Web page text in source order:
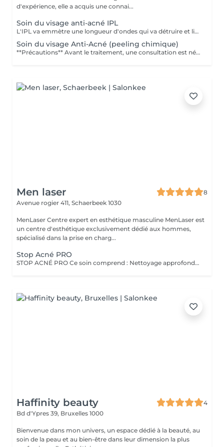
d'expérience, elle a acquis une connai...
Soin du visage anti-acné IPL
L'IPL va emmètre une longueur d'ondes qui va détruire et limiter les bactéries qui sont en partie responsables de l'acné, régulariser la circulation du sang, régénérer la peau et lutter contre l'inflammation. L'efficacité de l'IPL est assez impressionnante dès la première séance. La peau retrouve son calme, l'inflammation descend et les boutons se cicatrisent. Quatre à six traitements sont en général nécessaires pour obtenir un bon résultat. Certaines personnes auront besoin de traitements additionnels pour obtenir ce même résultat. La fréquence des visites se fait aux 2 à 3 semaines.
Soin du visage Anti-Acné (peeling chimique)
**Précautions** Avant le traitement, une consultation est nécessaire pour évaluer la peau et déterminer si le peeling est adapté.
Men laser
8
Avenue rogier 411, Schaerbeek 1030
MenLaser Centre expert en esthétique masculine MenLaser est
un centre d'esthétique exclusivement dédié aux hommes,
spécialisé dans la prise en charg...
Stop Acné PRO
STOP ACNÉ PRO Ce soin comprend : Nettoyage approfondi du visage Traitement intensif des imperfections et des pores Ce soin est destiné aux acnés plus persistantes, aux pores dilatés et aux peaux très encombrées. Résultats : diminution visible des imperfections pores plus nets peau plus équilibrée Recommandé en cure pour des résultats durables.
Haffinity beauty
4
Bd d'Ypres 39, Bruxelles 1000
Bienvenue dans mon univers, un espace dédié à la beauté, au
soin de la peau et au bien-être dans leur dimension la plus